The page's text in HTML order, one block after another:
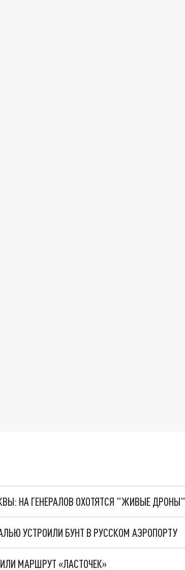
НА ГЕНЕРАЛОВ ОХОТЯТСЯ "ЖИВЫЕ ДРОНЫ"
УСТРОИЛИ БУНТ В РУССКОМ АЭРОПОРТУ
МАРШРУТ «ЛАСТОЧЕК»